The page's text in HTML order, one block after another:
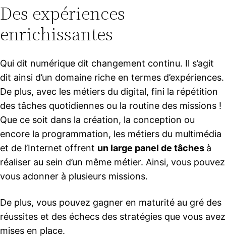
Des expériences
enrichissantes
Qui dit numérique dit changement continu. Il s’agit
dit ainsi d’un domaine riche en termes d’expériences.
De plus, avec les métiers du digital, fini la répétition
des tâches quotidiennes ou la routine des missions !
Que ce soit dans la création, la conception ou
encore la programmation, les métiers du multimédia
et de l’Internet offrent un large panel de tâches à
réaliser au sein d’un même métier. Ainsi, vous pouvez
vous adonner à plusieurs missions.
De plus, vous pouvez gagner en maturité au gré des
réussites et des échecs des stratégies que vous avez
mises en place.